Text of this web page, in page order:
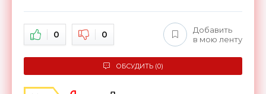
0 0
Добавить
в мою ленту
ОБСУДИТЬ (0)